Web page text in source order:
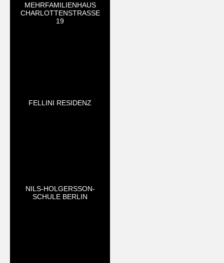
MEHRFAMILIENHAUS
CHARLOTTENSTRASSE 1
9
FELLINI RESIDENZ
NILS-HOLGERSSON-
SCHULE BERLIN